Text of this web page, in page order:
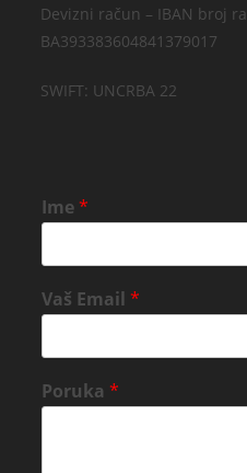
Devizni račun – IBAN broj
BA393383604841379017
SWIFT: UNCRBA 22
Ime*
Vaš Email*
Poruka*